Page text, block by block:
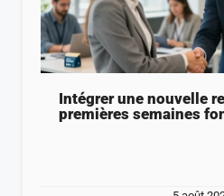
Intégrer une nouvelle
premières semaines